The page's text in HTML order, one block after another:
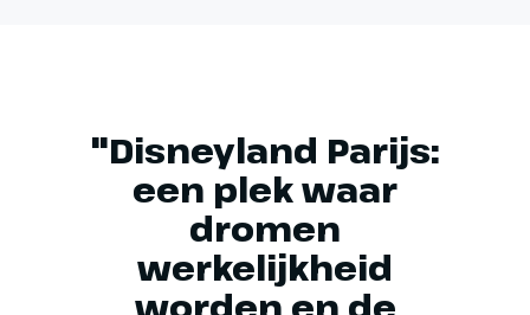
"Disneyland Parijs:
een plek waar
dromen
werkelijkheid